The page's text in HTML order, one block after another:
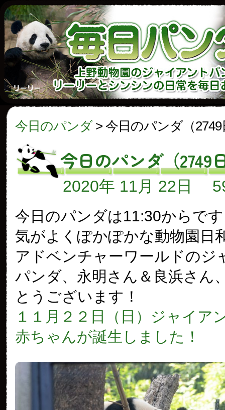
今日のパンダ> 今日のパンダ（2749
今日のパンダ（2749
2020年 11月 22日
今日のパンダは11:30からで
気がよくぽかぽかな動物園日
アドベンチャーワールドのジ
パンダ、永明さん＆良浜さん
とうございます！
１１月２２日（日）ジャイア
赤ちゃんが誕生しました！